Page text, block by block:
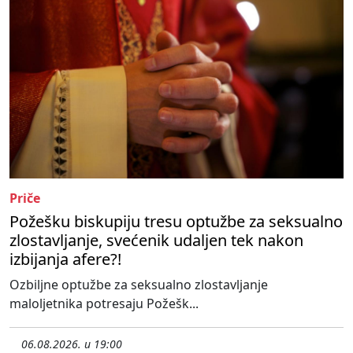
Priče
Požešku biskupiju tresu optužbe za seksualno
zlostavljanje, svećenik udaljen tek nakon
izbijanja afere?!
Ozbiljne optužbe za seksualno zlostavljanje
maloljetnika potresaju Požešk...
06.08.2026. u 19:00